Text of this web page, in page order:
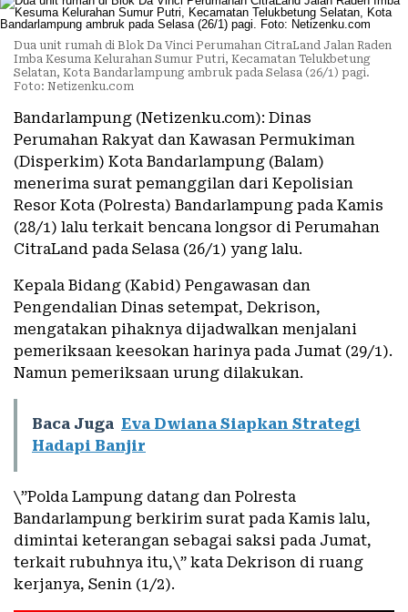
Dua unit rumah di Blok Da Vinci Perumahan CitraLand Jalan Raden
Imba Kesuma Kelurahan Sumur Putri, Kecamatan Telukbetung
Selatan, Kota Bandarlampung ambruk pada Selasa (26/1) pagi.
Foto: Netizenku.com
Bandarlampung (Netizenku.com): Dinas
Perumahan Rakyat dan Kawasan Permukiman
(Disperkim) Kota Bandarlampung (Balam)
menerima surat pemanggilan dari Kepolisian
Resor Kota (Polresta) Bandarlampung pada Kamis
(28/1) lalu terkait bencana longsor di Perumahan
CitraLand pada Selasa (26/1) yang lalu.
Kepala Bidang (Kabid) Pengawasan dan
Pengendalian Dinas setempat, Dekrison,
mengatakan pihaknya dijadwalkan menjalani
pemeriksaan keesokan harinya pada Jumat (29/1).
Namun pemeriksaan urung dilakukan.
Baca Juga Eva Dwiana Siapkan Strategi
Hadapi Banjir
\”Polda Lampung datang dan Polresta
Bandarlampung berkirim surat pada Kamis lalu,
dimintai keterangan sebagai saksi pada Jumat,
terkait rubuhnya itu,\” kata Dekrison di ruang
kerjanya, Senin (1/2).